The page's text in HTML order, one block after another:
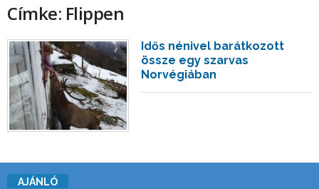
Címke: Flippen
Idős nénivel barátkozott
össze egy szarvas
Norvégiában
AJÁNLÓ